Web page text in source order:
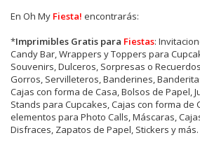
En Oh My Fiesta! encontrarás:
*Imprimibles Gratis para Fiestas:
Candy Bar, Wrappers y Toppers para
Souvenirs, Dulceros, Sorpresas o
Gorros, Servilleteros, Banderines,
Cajas con forma de Casa, Bolsos de Papel,
Stands para Cupcakes, Cajas con forma de
elementos para Photo Calls, Máscaras,
Disfraces, Zapatos de Papel, Stickers y más.